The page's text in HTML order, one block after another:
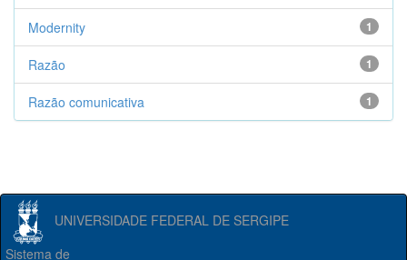
1
Modernity
1
Razão
1
Razão comunicativa
UNIVERSIDADE FEDERAL DE SERGIPE
Sistema de